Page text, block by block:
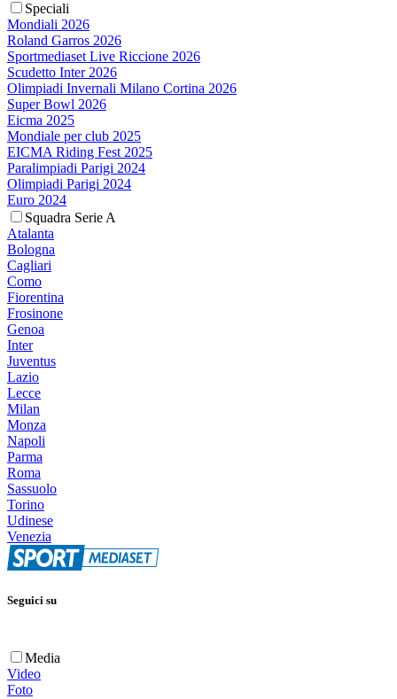
Speciali
Mondiali 2026
Roland Garros 2026
Sportmediaset Live Riccione 2026
Scudetto Inter 2026
Olimpiadi Invernali Milano Cortina 2026
Super Bowl 2026
Eicma 2025
Mondiale per club 2025
EICMA Riding Fest 2025
Paralimpiadi Parigi 2024
Olimpiadi Parigi 2024
Euro 2024
Squadra Serie A
Atalanta
Bologna
Cagliari
Como
Fiorentina
Frosinone
Genoa
Inter
Juventus
Lazio
Lecce
Milan
Monza
Napoli
Parma
Roma
Sassuolo
Torino
Udinese
Venezia
Seguici su
Media
Video
Foto